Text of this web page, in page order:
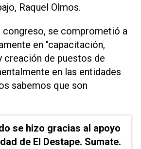
Raquel Olmos.
se comprometió a
en "capacitación,
creación de puestos de
en las entidades
sabemos que son
se hizo gracias al apoyo
de El Destape. Sumate.